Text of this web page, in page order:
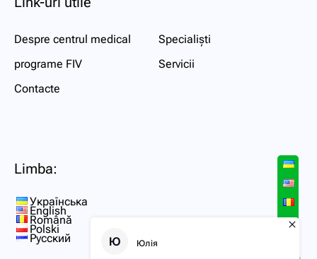
Despre centrul medical
Specialiști
programe FIV
Servicii
Contacte
Limba:
Українська
English
Română
Polski
Русский